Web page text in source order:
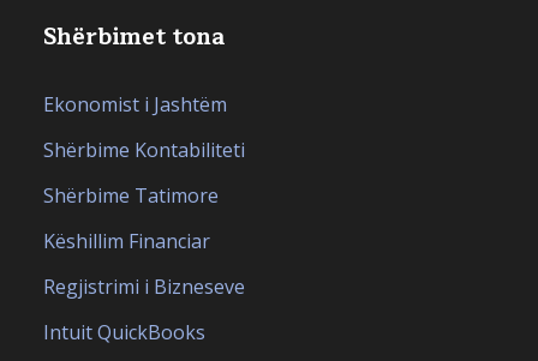
Shërbimet tona
Ekonomist i Jashtëm
Shërbime Kontabiliteti
Shërbime Tatimore
Këshillim Financiar
Regjistrimi i Bizneseve
Intuit QuickBooks